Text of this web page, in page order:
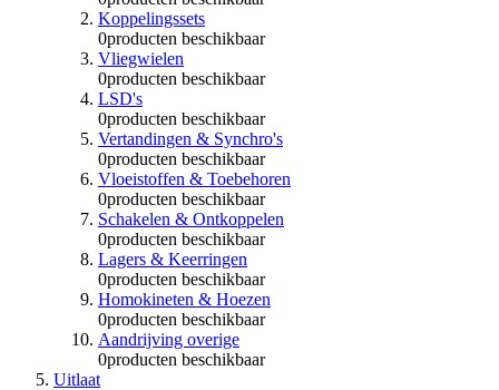
Koppelingssets
0producten beschikbaar
Vliegwielen
0producten beschikbaar
LSD's
0producten beschikbaar
Vertandingen & Synchro's
0producten beschikbaar
Vloeistoffen & Toebehoren
0producten beschikbaar
Schakelen & Ontkoppelen
0producten beschikbaar
Lagers & Keerringen
0producten beschikbaar
Homokineten & Hoezen
0producten beschikbaar
Aandrijving overige
0producten beschikbaar
Uitlaat